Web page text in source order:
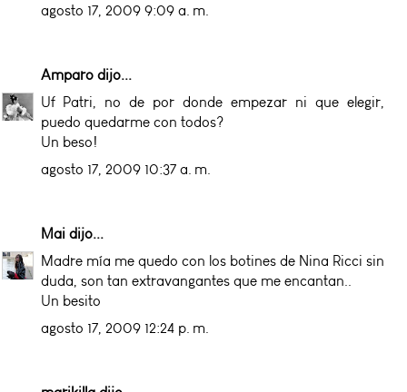
agosto 17, 2009 9:09 a. m.
Amparo dijo...
Uf Patri, no de por donde empezar ni que elegir,
puedo quedarme con todos?
Un beso!
agosto 17, 2009 10:37 a. m.
Mai dijo...
Madre mía me quedo con los botines de Nina Ricci sin
duda, son tan extravangantes que me encantan..
Un besito
agosto 17, 2009 12:24 p. m.